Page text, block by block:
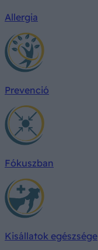
Allergia
Prevenció
Fókuszban
Kisállatok egészsége